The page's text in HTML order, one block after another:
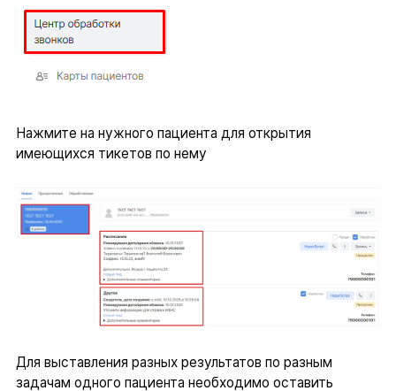
Нажмите на нужного пациента для открытия
имеющихся тикетов по нему
Для выставления разных результатов по разным
задачам одного пациента необходимо оставить